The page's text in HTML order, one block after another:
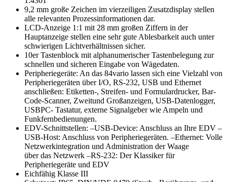
9,2 mm große Zeichen im vierzeiligen Zusatzdisplay stellen
alle relevanten Prozessinformationen dar.
LCD-Anzeige 1:1 mit 28 mm großen Ziffern in der
Hauptanzeige stellen eine sehr gute Ablesbarkeit auch unter
schwierigen Lichtverhältnissen sicher.
10er Tastenblock mit alphanumerischer Tastenbelegung zur
schnellen und sicheren Eingabe von Wägedaten.
Peripheriegeräte: An das 84vario lassen sich eine Vielzahl von
Peripheriegeräten über I/O, RS-232, USB und Ethernet
anschließen: Etiketten-, Streifen- und Formulardrucker, Bar-
Code-Scanner, Zweitund Großanzeigen, USB-Datenlogger,
USBPC- Tastatur, externe Signalgeber wie Ampeln und
Funkfernbedienungen.
EDV-Schnittstellen: –USB-Device: Anschluss an Ihre EDV –
USB-Host: Anschluss von Peripheriegeräten. –Ethernet: Volle
Netzwerkintegration und Administration der Waage
über das Netzwerk –RS-232: Der Klassiker für
Peripheriegeräte und EDV
Eichfähig Klasse III